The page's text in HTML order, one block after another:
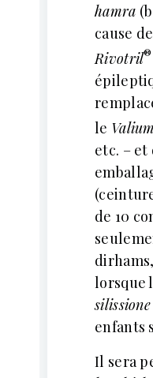
hamra
cause
Rivotril®
le Valium
etc. – et
de 10
lorsque
silissione
enfants
Il sera